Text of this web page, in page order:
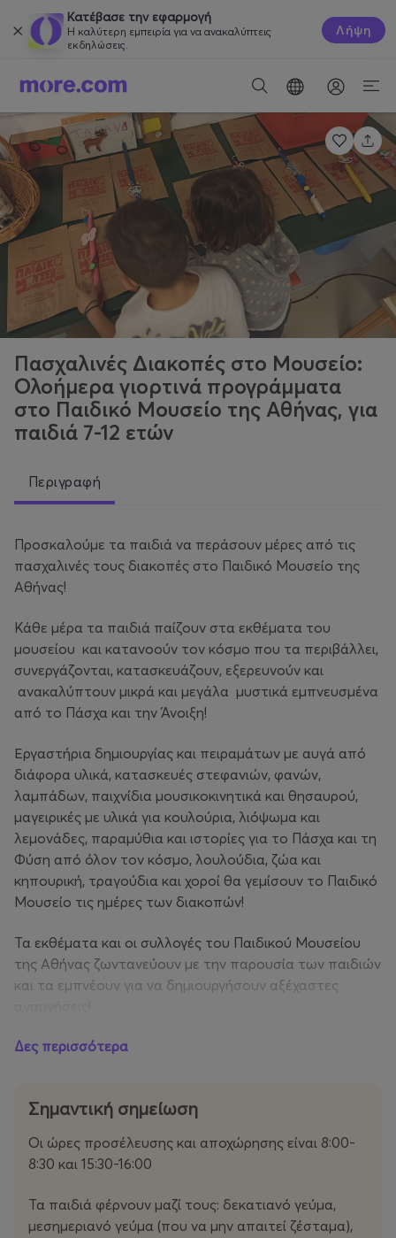
Κατέβασε την εφαρμογή
Η καλύτερη εμπειρία για να ανακαλύπτεις
εκδηλώσεις.
Λήψη
Πασχαλινές Διακοπές στο Μουσείο:
Ολοήμερα γιορτινά προγράμματα
στο Παιδικό Μουσείο της Αθήνας, για
παιδιά 7-12 ετών
Περιγραφή
Προσκαλούμε τα παιδιά να περάσουν μέρες από τις
πασχαλινές τους διακοπές στο Παιδικό Μουσείο της
Αθήνας!
Κάθε μέρα τα παιδιά παίζουν στα εκθέματα του
μουσείου και κατανοούν τον κόσμο που τα περιβάλλει,
συνεργάζονται, κατασκευάζουν, εξερευνούν και
ανακαλύπτουν μικρά και μεγάλα μυστικά εμπνευσμένα
από το Πάσχα και την Άνοιξη!
Εργαστήρια δημιουργίας και πειραμάτων με αυγά από
διάφορα υλικά, κατασκευές στεφανιών, φανών,
λαμπάδων, παιχνίδια μουσικοκινητικά και θησαυρού,
μαγειρικές με υλικά για κουλούρια, λιόψωμα και
λεμονάδες, παραμύθια και ιστορίες για το Πάσχα και τη
Φύση από όλον τον κόσμο, λουλούδια, ζώα και
κηπουρική, τραγούδια και χοροί θα γεμίσουν το Παιδικό
Μουσείο τις ημέρες των διακοπών!
Τα εκθέματα και οι συλλογές του Παιδικού Μουσείου
της Αθήνας ζωντανεύουν με την παρουσία των παιδιών
και τα εμπνέουν για να δημιουργήσουν αξέχαστες
Κάθε μέρα λειτουργεί ανεξάρτητα αλλά και
Ελάτε να ανακαλύψουμε πασχαλινά έθιμα από την
κατασκευάζουμε καλάθια, δημιουργούμε πολύχρωμα
φαναράκια και πρωτότυπες λαμπάδες, μαγειρεύουμε
πόλη και φύση μέσα από τη ζωγραφική και τη μουσική!
Δες περισσότερα
Σημαντική σημείωση
Οι ώρες προσέλευσης και αποχώρησης είναι 8:00-
8:30 και 15:30-16:00
Τα παιδιά φέρνουν μαζί τους: δεκατιανό γεύμα,
μεσημεριανό γεύμα (που να μην απαιτεί ζέσταμα),